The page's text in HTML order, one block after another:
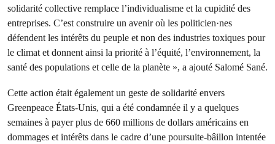
solidarité collective remplace l’individualisme et la cupidité des
entreprises. C’est construire un avenir où les politicien·nes
défendent les intérêts du peuple et non des industries toxiques pour
le climat et donnent ainsi la priorité à l’équité, l’environnement, la
santé des populations et celle de la planète », a ajouté Salomé Sané.
Cette action était également un geste de solidarité envers
Greenpeace États-Unis, qui a été condamnée il y a quelques
semaines à payer plus de 660 millions de dollars américains en
dommages et intérêts dans le cadre d’une poursuite-bâillon intentée